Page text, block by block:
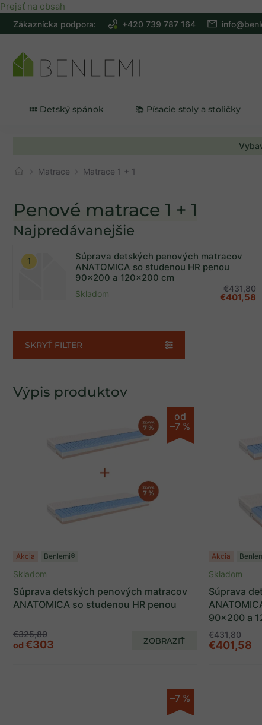
Prejsť na obsah
Zákaznícka podpora: +420 739 787 164
💤 Detský spánok 📚 Písacie stoly a stoličky
Matrace Matrace 1 + 1
Na sklade
Penové matrace 1 + 1
Najpredávanejšie
Súprava detských penových matracov
ANATOMICA so studenou HR penou
90x200 a 120x200 cm
Skladom
€431,80
€401,58
SKRYŤ FILTER
Výpis produktov
od
–7 %
Akcia Benlemi®
Súprava detských penových matracov
ANATOMICA so studenou HR penou
Skladom
€325,80
od €303 ZOBRAZIŤ
Akcia
Súprava
90x200 a
Skladom
€431,80
€401,58
–7 %